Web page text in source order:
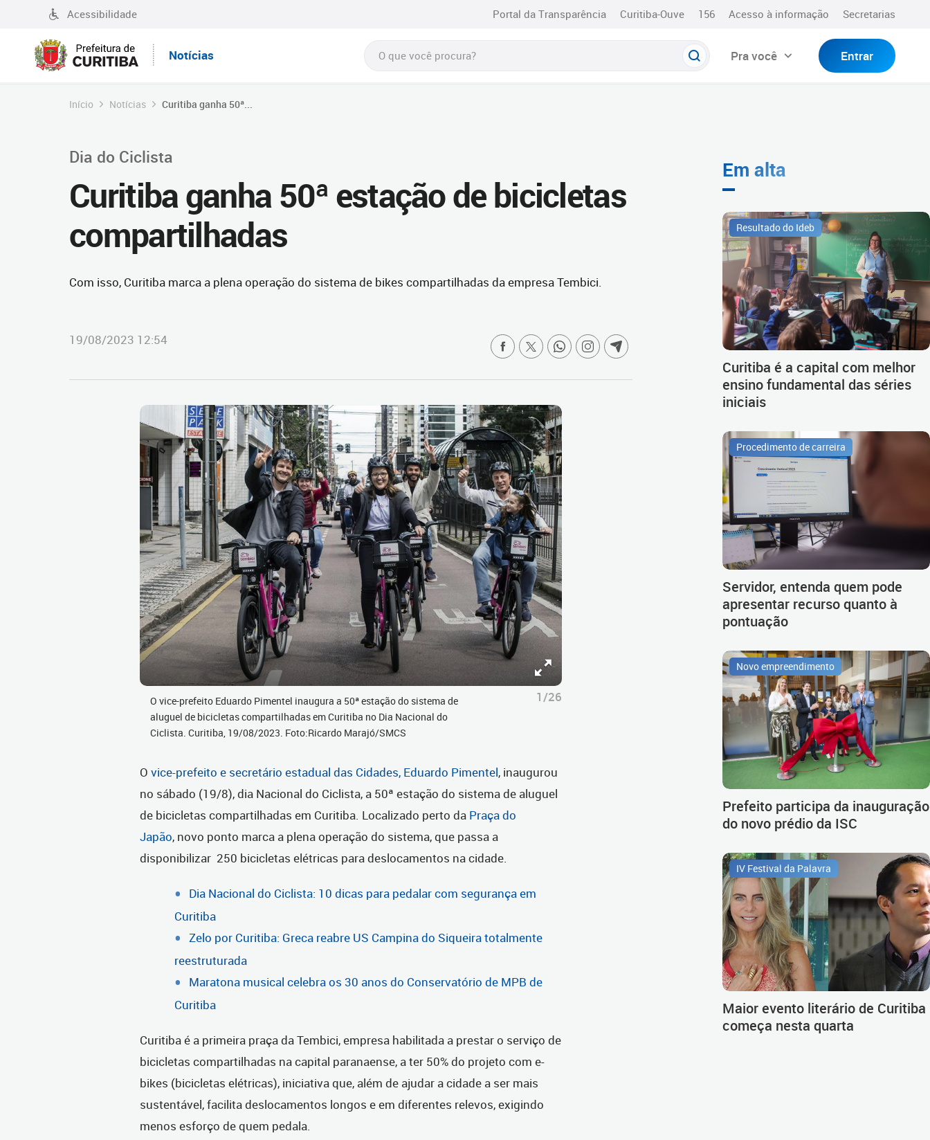
Acessibilidade Portal da Transparência Curitiba-Ouve 156 Acesso à informação Secretarias
Notícias Pra você Entrar
Início Notícias Curitiba ganha 50ª...
Dia do Ciclista
Curitiba ganha 50ª estação de bicicletas
compartilhadas
Com isso, Curitiba marca a plena operação do sistema de bikes compartilhadas da empresa Tembici.
19/08/2023 12:54
O vice-prefeito Eduardo Pimentel inaugura a 50ª estação do sistema de
aluguel de bicicletas compartilhadas em Curitiba no Dia Nacional do
Ciclista. Curitiba, 19/08/2023. Foto:Ricardo Marajó/SMCS
1/26
O vice-prefeito e secretário estadual das Cidades, Eduardo Pimentel, inaugurou
no sábado (19/8), dia Nacional do Ciclista, a 50ª estação do sistema de aluguel
de bicicletas compartilhadas em Curitiba. Localizado perto da Praça do
Japão, novo ponto marca a plena operação do sistema, que passa a
disponibilizar 250 bicicletas elétricas para deslocamentos na cidade.
Dia Nacional do Ciclista: 10 dicas para pedalar com segurança em
Curitiba
Zelo por Curitiba: Greca reabre US Campina do Siqueira totalmente
reestruturada
Maratona musical celebra os 30 anos do Conservatório de MPB de
Curitiba
Curitiba é a primeira praça da Tembici, empresa habilitada a prestar o serviço de
bicicletas compartilhadas na capital paranaense, a ter 50% do projeto com e-
bikes (bicicletas elétricas), iniciativa que, além de ajudar a cidade a ser mais
sustentável, facilita deslocamentos longos e em diferentes relevos, exigindo
menos esforço de quem pedala.
Em alta
Resultado do Ideb
Curitiba é a capital com melhor
ensino fundamental das séries
iniciais
Procedimento de carreira
Servidor, entenda quem pode
apresentar recurso quanto à
pontuação
Novo empreendimento
Prefeito participa da inauguração
do novo prédio da ISC
IV Festival da Palavra
Maior evento literário de Curitiba
começa nesta quarta